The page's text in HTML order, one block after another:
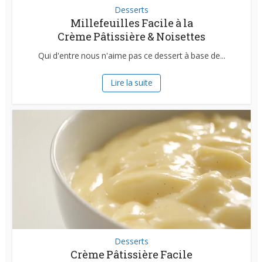
Desserts
Millefeuilles Facile à la
Crème Pâtissière & Noisettes
Qui d'entre nous n'aime pas ce dessert à base de...
Lire la suite
Desserts
Crème Pâtissière Facile